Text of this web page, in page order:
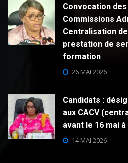
Convocation
Commissions
Centralisation
prestation de
formation
26 MAI 2026
Candidats :
aux CACV
avant le 16 mai à
14 MAI 2026